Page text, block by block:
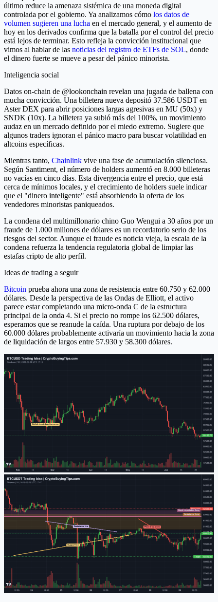
último reduce la amenaza sistémica de una moneda digital
controlada por el gobierno. Ya analizamos cómo los datos de
volumen sugieren una lucha en el mercado general, y el aumento de
hoy en los derivados confirma que la batalla por el control del precio
está lejos de terminar. Esto refleja la convicción institucional que
vimos al hablar de las noticias del registro de ETFs de SOL, donde
el dinero fuerte se mueve a pesar del pánico minorista.
Inteligencia social
Datos on-chain de @lookonchain revelan una jugada de ballena con
mucha convicción. Una billetera nueva depositó 37.586 USDT en
Aster DEX para abrir posiciones largas agresivas en MU (50x) y
SNDK (10x). La billetera ya subió más del 100%, un movimiento
audaz en un mercado definido por el miedo extremo. Sugiere que
algunos traders ignoran el pánico macro para buscar volatilidad en
altcoins específicas.
Mientras tanto, Chainlink vive una fase de acumulación silenciosa.
Según Santiment, el número de holders aumentó en 8.000 billeteras
no vacías en cinco días. Esta divergencia entre el precio, que está
cerca de mínimos locales, y el crecimiento de holders suele indicar
que el "dinero inteligente" está absorbiendo la oferta de los
vendedores minoristas paniqueados.
La condena del multimillonario chino Guo Wengui a 30 años por un
fraude de 1.000 millones de dólares es un recordatorio serio de los
riesgos del sector. Aunque el fraude es noticia vieja, la escala de la
condena refuerza la tendencia regulatoria global de limpiar las
estafas cripto de alto perfil.
Ideas de trading a seguir
Bitcoin prueba ahora una zona de resistencia entre 60.750 y 62.000
dólares. Desde la perspectiva de las Ondas de Elliott, el activo
parece estar completando una micro-onda C de la estructura
principal de la onda 4. Si el precio no rompe los 62.500 dólares,
esperamos que se reanude la caída. Una ruptura por debajo de los
60.000 dólares probablemente activaría un movimiento hacia la zona
de liquidación de largos entre 57.930 y 58.300 dólares.